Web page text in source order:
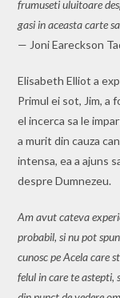
frumuseti uluitoare
gasi in aceasta carte
— Joni Eareckson
Elisabeth Elliot a
Primul ei sot, Jim, a
el incerca sa le
a murit din cauza
intensa, ea a ajuns
despre Dumnezeu.
Am avut cateva
probabil, si nu pot
cunosc pe Acela care
felul in care te astepti,